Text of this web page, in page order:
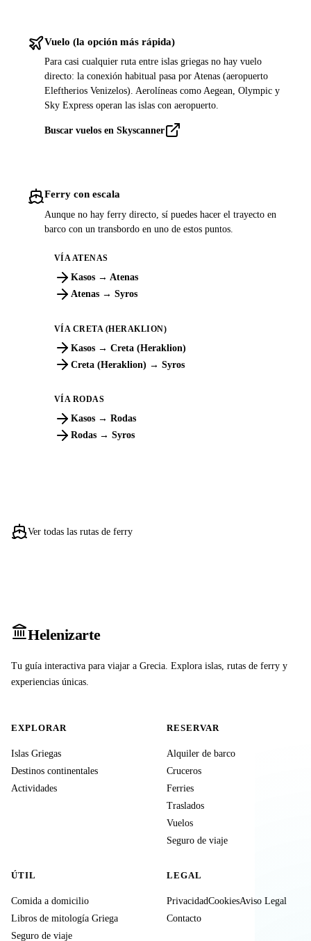
Vuelo (la opción más rápida)
Para casi cualquier ruta entre islas griegas no hay vuelo
directo: la conexión habitual pasa por Atenas (aeropuerto
Eleftherios Venizelos). Aerolíneas como Aegean, Olympic y
Sky Express operan las islas con aeropuerto.
Buscar vuelos en Skyscanner
Ferry con escala
Aunque no hay ferry directo, sí puedes hacer el trayecto en
barco con un transbordo en uno de estos puntos.
VÍA ATENAS
Kasos → Atenas
Atenas → Syros
VÍA CRETA (HERAKLION)
Kasos → Creta (Heraklion)
Creta (Heraklion) → Syros
VÍA RODAS
Kasos → Rodas
Rodas → Syros
Ver todas las rutas de ferry
Helenizarte
Tu guía interactiva para viajar a Grecia. Explora islas, rutas de ferry y
experiencias únicas.
EXPLORAR
Islas Griegas
Destinos continentales
Actividades
RESERVAR
Alquiler de barco
Cruceros
Ferries
Traslados
Vuelos
Seguro de viaje
ÚTIL
Comida a domicilio
Libros de mitología Griega
Seguro de viaje
LEGAL
PrivacidadCookiesAviso Legal
Contacto